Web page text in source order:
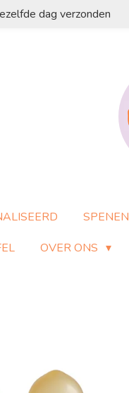
dag verzonden
SPENEN
OVER ONS